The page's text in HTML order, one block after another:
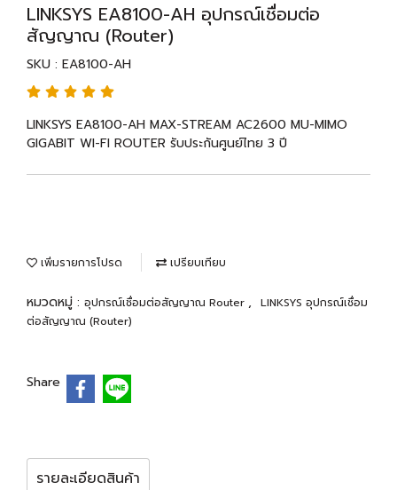
LINKSYS EA8100-AH อุปกรณ์เชื่อมต่อ
สัญญาณ (Router)
SKU : EA8100-AH
LINKSYS EA8100-AH MAX-STREAM AC2600 MU-MIMO
GIGABIT WI-FI ROUTER รับประกันศูนย์ไทย 3 ปี
เพิ่มรายการโปรด เปรียบเทียบ
หมวดหมู่ : อุปกรณ์เชื่อมต่อสัญญาณ Router ,
LINKSYS อุปกรณ์เชื่อม
ต่อสัญญาณ (Router)
Share
รายละเอียดสินค้า